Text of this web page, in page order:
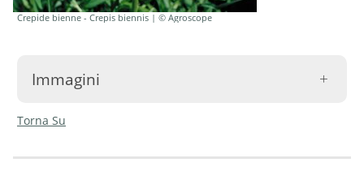
Crepide bienne - Crepis biennis | © Agroscope
Immagini
Torna Su